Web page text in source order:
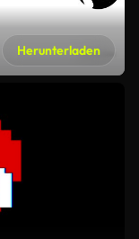
Herunterladen